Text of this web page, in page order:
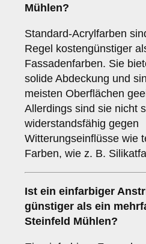
Mühlen?
Standard-Acrylfarben
Regel kostengünstiger
Fassadenfarben. Sie
solide Abdeckung und
meisten Oberflächen
Allerdings sind sie nicht
widerstandsfähig gegen
Witterungseinflüsse wie
Farben, wie z. B.
Ist ein einfarbiger
günstiger als ein
Steinfeld Mühlen?